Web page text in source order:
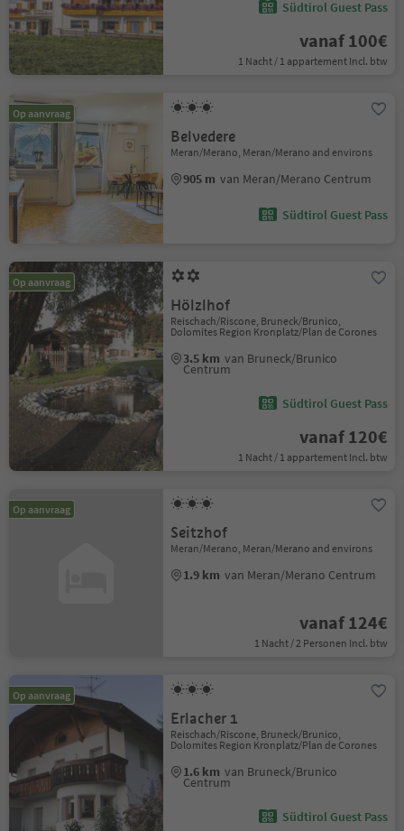
Südtirol Guest Pass
vanaf 100€
1 Nacht / 1 appartement Incl. btw
Op aanvraag
Belvedere
Meran/Merano, Meran/Merano and environs
905 m van Meran/Merano Centrum
Südtirol Guest Pass
Op aanvraag
Hölzlhof
Reischach/Riscone, Bruneck/Brunico,
Dolomites Region Kronplatz/Plan de Corones
3.5 km van Bruneck/Brunico
Centrum
Südtirol Guest Pass
vanaf 120€
1 Nacht / 1 appartement Incl. btw
Op aanvraag
Seitzhof
Meran/Merano, Meran/Merano and environs
1.9 km van Meran/Merano Centrum
vanaf 124€
1 Nacht / 2 Personen Incl. btw
Op aanvraag
Erlacher 1
Reischach/Riscone, Bruneck/Brunico,
Dolomites Region Kronplatz/Plan de Corones
1.6 km van Bruneck/Brunico
Centrum
Südtirol Guest Pass